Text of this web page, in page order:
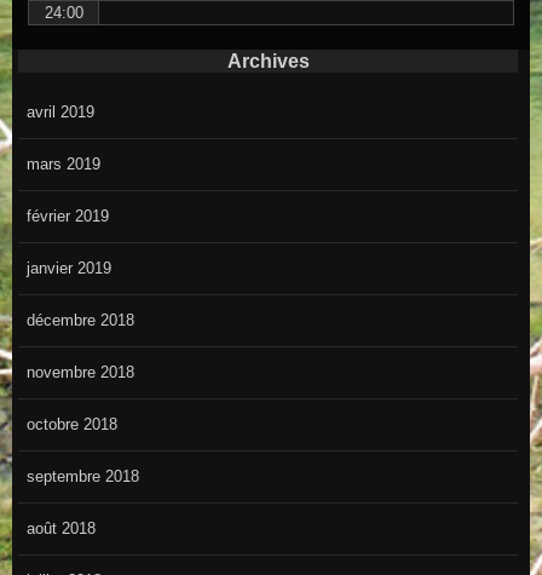
24:00
Archives
avril 2019
mars 2019
février 2019
janvier 2019
décembre 2018
novembre 2018
octobre 2018
septembre 2018
août 2018